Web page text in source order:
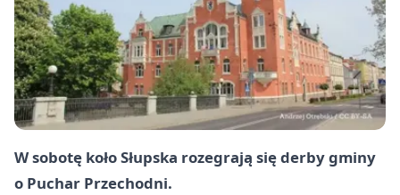
W sobotę koło Słupska rozegrają się derby gminy
o Puchar Przechodni.